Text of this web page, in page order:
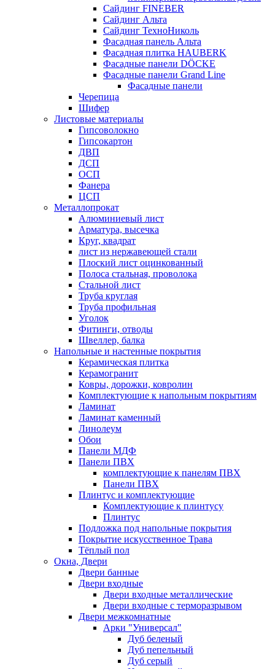
Сайдинг FINEBER
Сайдинг Альта
Сайдинг ТехноНиколь
Фасадная панель Альта
Фасадная плитка HAUBERK
Фасадные панели DÖCKE
Фасадные панели Grand Line
Фасадные панели
Черепица
Шифер
Листовые материалы
Гипсоволокно
Гипсокартон
ДВП
ДСП
ОСП
Фанера
ЦСП
Металлопрокат
Алюминиевый лист
Арматура, высечка
Круг, квадрат
лист из нержавеющей стали
Плоский лист оцинкованный
Полоса стальная, проволока
Стальной лист
Труба круглая
Труба профильная
Уголок
Фитинги, отводы
Швеллер, балка
Напольные и настенные покрытия
Керамическая плитка
Керамогранит
Ковры, дорожки, ковролин
Комплектующие к напольным покрытиям
Ламинат
Ламинат каменный
Линолеум
Обои
Панели МДФ
Панели ПВХ
комплектующие к панелям ПВХ
Панели ПВХ
Плинтус и комплектующие
Комплектующие к плинтусу
Плинтус
Подложка под напольные покрытия
Покрытие искусственное Трава
Тёплый пол
Окна, Двери
Двери банные
Двери входные
Двери входные металлические
Двери входные с терморазрывом
Двери межкомнатные
Арки "Универсал"
Дуб беленый
Дуб пепельный
Дуб серый